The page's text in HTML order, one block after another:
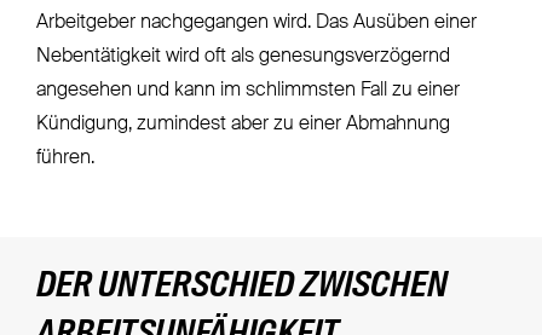
Arbeitgeber nachgegangen wird. Das Ausüben einer
Nebentätigkeit wird oft als genesungsverzögernd
angesehen und kann im schlimmsten Fall zu einer
Kündigung, zumindest aber zu einer Abmahnung
führen.
DER UNTERSCHIED ZWISCHEN